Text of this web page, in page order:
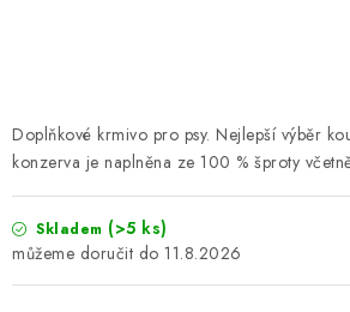
Výměna, vrácení a reklamace
Obchodní
Zásady použivání souboru cookies
FAQ
Doplňkové krmivo pro psy. Nejlepší výběr
konzerva je naplněna ze 100 % šproty
Skladem (>5 ks)
11.8.2026